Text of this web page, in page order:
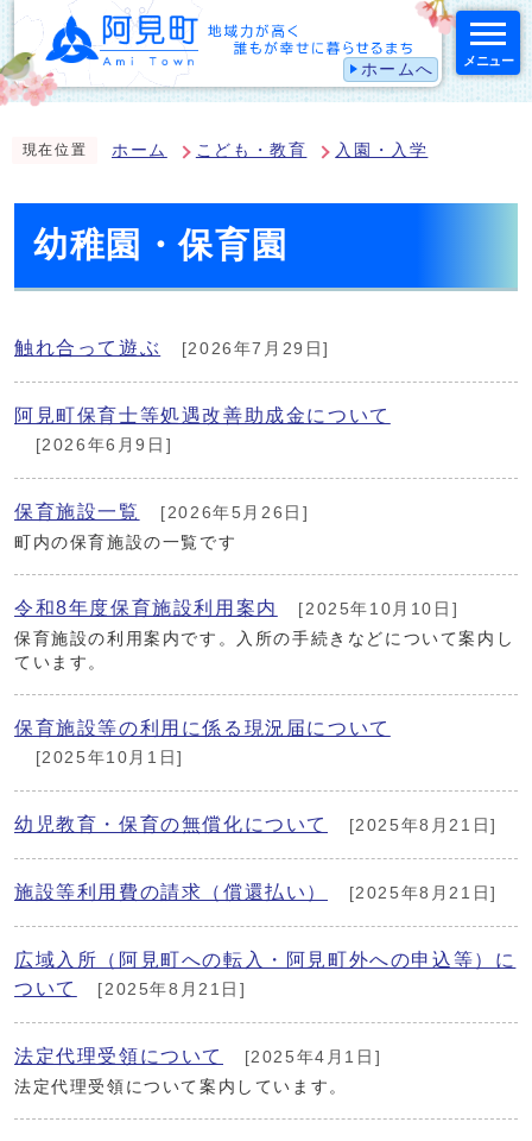
ホームへ メニュー
現在位置 ホーム こども・教育 入園・入学
幼稚園・保育園
触れ合って遊ぶ [2026年7月29日]
阿見町保育士等処遇改善助成金について
[2026年6月9日]
保育施設一覧
[2026年5月26日]
町内の保育施設の一覧です
令和8年度保育施設利用案内
[2025年10月10日]
保育施設の利用案内です。入所の手続きなどについて案内し
ています。
保育施設等の利用に係る現況届について
[2025年10月1日]
幼児教育・保育の無償化について [2025年8月21日]
施設等利用費の請求（償還払い） [2025年8月21日]
広域入所（阿見町への転入・阿見町外への申込等）に
ついて
[2025年8月21日]
法定代理受領について
[2025年4月1日]
法定代理受領について案内しています。